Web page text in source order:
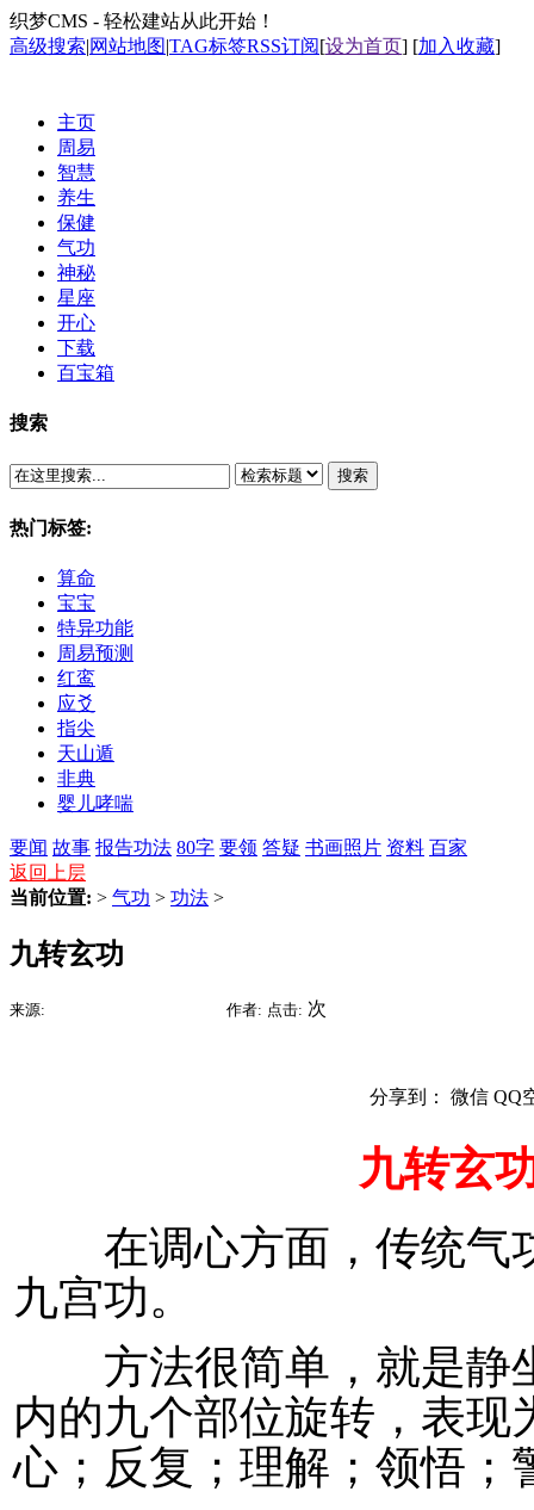
织梦CMS - 轻松建站从此开始！
高级搜索|网站地图|TAG标签RSS订阅[设为首页] [加入收藏]
主页
周易
智慧
养生
保健
气功
神秘
星座
开心
下载
百宝箱
搜索
搜索
热门标签:
算命
宝宝
特异功能
周易预测
红鸾
应爻
指尖
天山遁
非典
婴儿哮喘
要闻 故事 报告功法 80字 要领 答疑 书画照片 资料 百家
返回上层
当前位置: > 气功 > 功法 >
九转玄功
来源: 作者: 点击: 次
分享到： 微信 QQ
九转玄
在调心方面，传统气
九宫功。
方法很简单，就是静
内的九个部位旋转，表
心；反复；理解；领悟；